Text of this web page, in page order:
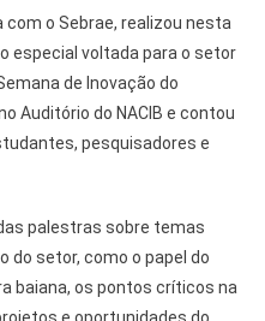
o Sebrae, realizou nesta
especial voltada para o setor
de Inovação do
Auditório do NACIB e contou
pesquisadores e
palestras sobre temas
do setor, como o papel do
baiana, os pontos críticos na